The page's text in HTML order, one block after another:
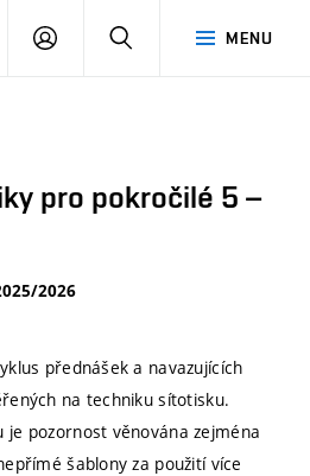
MENU
PŘIHLÁSIT
pro pokročilé 5 –
2026
přednášek a navazujících
na techniku sítotisku.
pozornost věnována zejména
šablony za použití více